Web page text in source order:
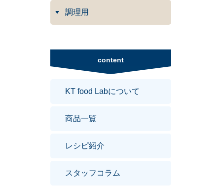
調理用
content
KT food Labについて
商品一覧
レシピ紹介
スタッフコラム